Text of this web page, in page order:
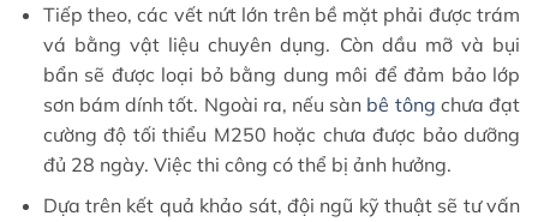
Tiếp theo, các vết nứt lớn trên bề mặt phải được trám
vá bằng vật liệu chuyên dụng. Còn dầu mỡ và bụi
bẩn sẽ được loại bỏ bằng dung môi để đảm bảo lớp
sơn bám dính tốt. Ngoài ra, nếu sàn bê tông chưa đạt
cường độ tối thiểu M250 hoặc chưa được bảo dưỡng
đủ 28 ngày. Việc thi công có thể bị ảnh hưởng.
Dựa trên kết quả khảo sát, đội ngũ kỹ thuật sẽ tư vấn